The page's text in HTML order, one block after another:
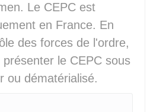
Le CEPC est
en France. En
des forces de l'ordre,
le CEPC sous
ou dématérialisé.